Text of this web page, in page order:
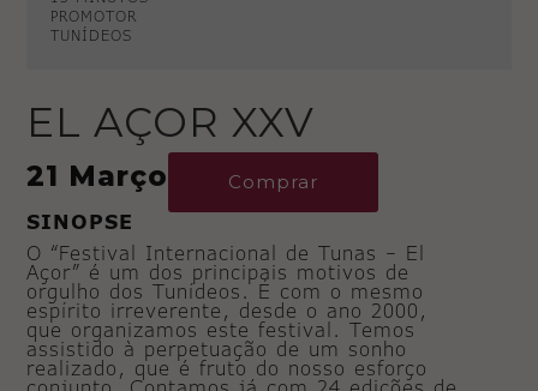
PROMOTOR
TUNÍDEOS
EL AÇOR XXV
21 Março Comprar
SINOPSE
O “Festival Internacional de Tunas – El
Açor” é um dos principais motivos de
orgulho dos Tunídeos. É com o mesmo
espírito irreverente, desde o ano 2000,
que organizamos este festival. Temos
assistido à perpetuação de um sonho
realizado, que é fruto do nosso esforço